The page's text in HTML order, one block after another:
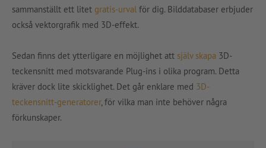
sammanställt ett litet gratis-urval för dig. Bilddatabaser erbjuder
också vektorgrafik med 3D-effekt.
Sedan finns det ytterligare en möjlighet att själv skapa 3D-
teckensnitt med motsvarande Plug-ins i olika program. Detta
kräver dock lite skicklighet. Det går enklare med 3D-
teckensnitt-generatorer, för vilka man inte behöver några
förkunskaper.